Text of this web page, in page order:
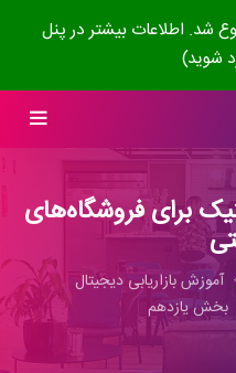
جدید (مهر ۱۴۰۴) شروع شد. اطلاعات بیشتر در پنل
شوید)
برای فروشگاه‌های
آموزش بازاریابی دیجیتال
بخش یازدهم